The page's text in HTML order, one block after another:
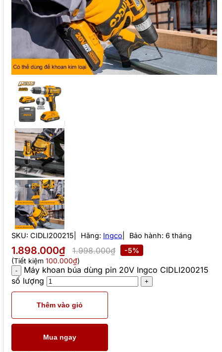
SKU: CIDLI200215 Hãng: Ingco Bảo hành: 6 tháng
1.898.000₫ 1.998.000₫
-5%
(Tiết kiệm 100.000₫)
Máy khoan búa dùng pin 20V Ingco CIDLI200215
số lượng
Thêm vào giỏ
Mua ngay